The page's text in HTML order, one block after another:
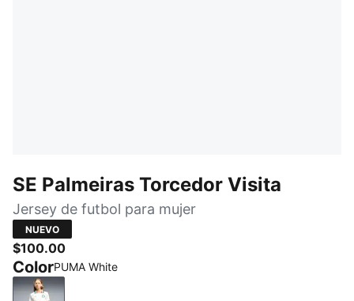
SE Palmeiras Torcedor Visita
Jersey de futbol para mujer
NUEVO
$100.00
ColorPUMA White